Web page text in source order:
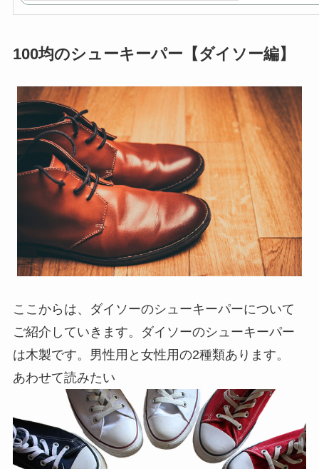
100均のシューキーパー【ダイソー編】
ここからは、ダイソーのシューキーパーについて
ご紹介していきます。ダイソーのシューキーパー
は木製です。男性用と女性用の2種類あります。
あわせて読みたい